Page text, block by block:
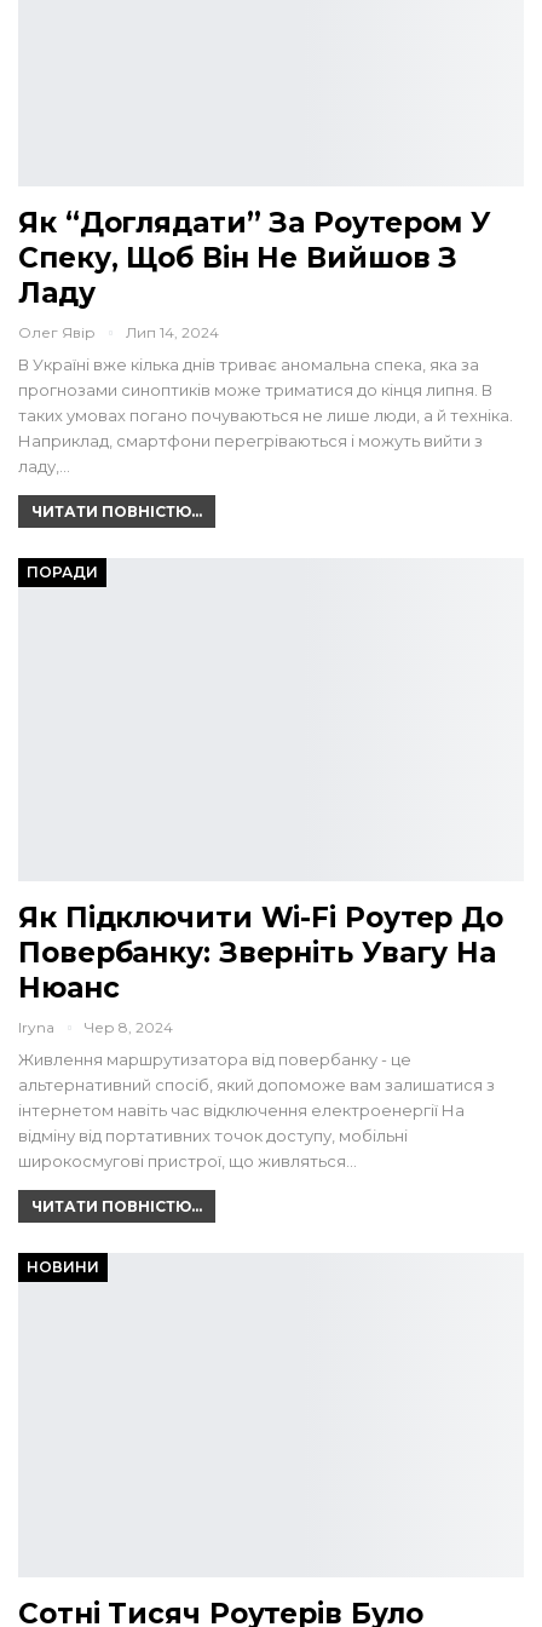
Як “доглядати” За Роутером У
Спеку, Щоб Він Не Вийшов З
Ладу
Олег Явір Лип 14, 2024
В Україні вже кілька днів триває аномальна спека, яка за
прогнозами синоптиків може триматися до кінця липня. В
таких умовах погано почуваються не лише люди, а й техніка.
Наприклад, смартфони перегріваються і можуть вийти з
ладу,…
ЧИТАТИ ПОВНІСТЮ...
ПОРАДИ
Як Підключити Wi-Fi Роутер До
Повербанку: Зверніть Увагу На
Нюанс
Iryna Чер 8, 2024
Живлення маршрутизатора від повербанку - це
альтернативний спосіб, який допоможе вам залишатися з
інтернетом навіть час відключення електроенергії На
відміну від портативних точок доступу, мобільні
широкосмугові пристрої, що живляться…
ЧИТАТИ ПОВНІСТЮ...
НОВИНИ
Сотні Тисяч Роутерів Було